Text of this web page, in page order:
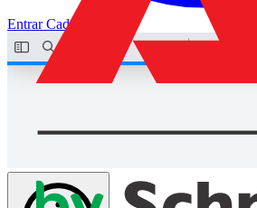
EntrarCadastrar